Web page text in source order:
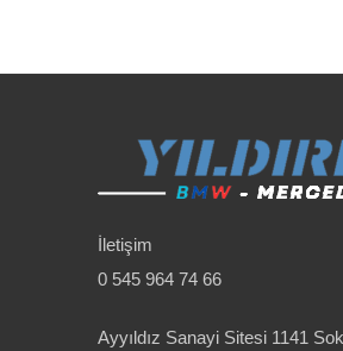
İletişim
0 545 964 74 66
Ayyıldız Sanayi Sitesi 1141